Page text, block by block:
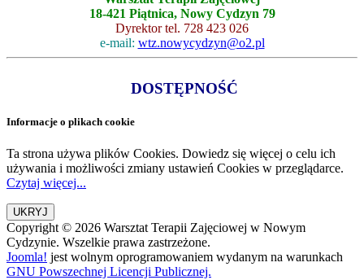
18-421 Piątnica, Nowy Cydzyn 79
Dyrektor tel. 728 423 026
e-mail: wtz.nowycydzyn@o2.pl
DOSTĘPNOŚĆ
Informacje o plikach cookie
Ta strona używa plików Cookies. Dowiedz się więcej o celu ich
używania i możliwości zmiany ustawień Cookies w przeglądarce.
Czytaj więcej...
Copyright © 2026 Warsztat Terapii Zajęciowej w Nowym
Cydzynie. Wszelkie prawa zastrzeżone.
Joomla! jest wolnym oprogramowaniem wydanym na warunkach
GNU Powszechnej Licencji Publicznej.